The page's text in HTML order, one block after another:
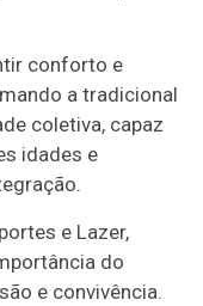
conforto e
a tradicional
coletiva, capaz
idades e
e Lazer,
do
e convivência.